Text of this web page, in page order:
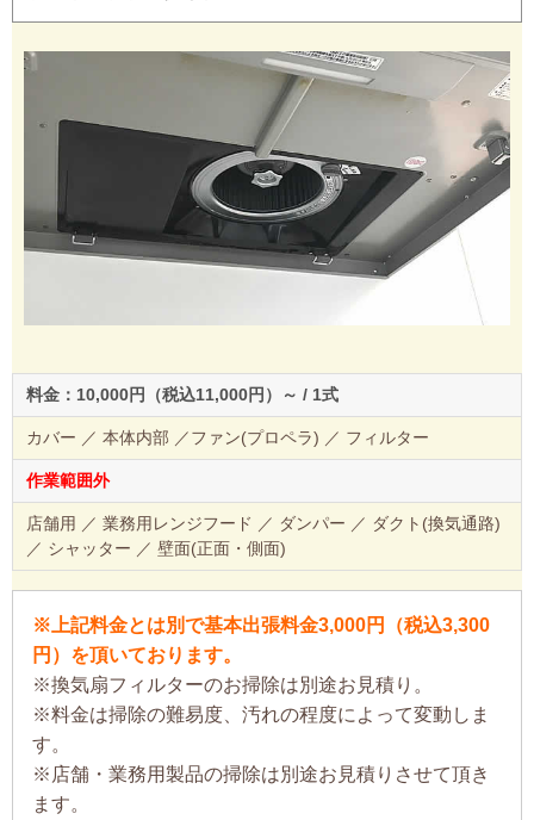
料金：10,000円（税込11,000円）～ / 1式
カバー ／ 本体内部 ／ファン(プロペラ) ／ フィルター
作業範囲外
店舗用 ／ 業務用レンジフード ／ ダンパー ／ ダクト(換気通路)
／ シャッター ／ 壁面(正面・側面)
※上記料金とは別で基本出張料金3,000円（税込3,300
円）を頂いております。
※換気扇フィルターのお掃除は別途お見積り。
※料金は掃除の難易度、汚れの程度によって変動しま
す。
※店舗・業務用製品の掃除は別途お見積りさせて頂き
ます。